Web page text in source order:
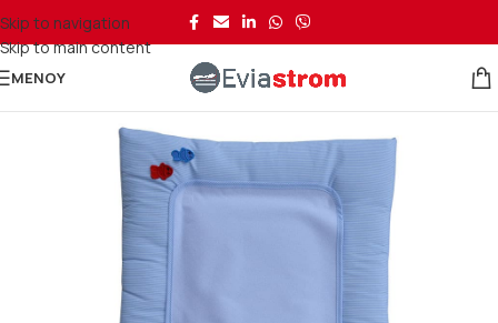
Skip to navigation
Skip to main content
ΜΕΝΟΎ